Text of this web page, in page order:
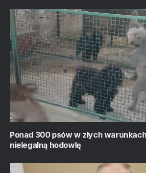
Ponad 300 psów w złych
nielegalną hodowlę